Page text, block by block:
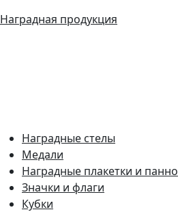
Наградная продукция
Наградные стелы
Медали
Наградные плакетки и панно
Значки и флаги
Кубки